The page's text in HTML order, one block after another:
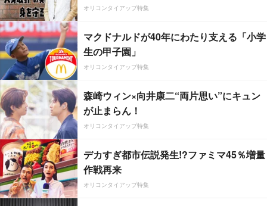
オリコンタイアップ特集
マクドナルドが40年にわたり支える「小学
生の甲子園」
オリコンタイアップ特集
森崎ウィン×向井康二“両片思い”にキュン
が止まらん！
オリコンタイアップ特集
デカすぎ都市伝説発生!?ファミマ45％増量
作戦再来
オリコンタイアップ特集